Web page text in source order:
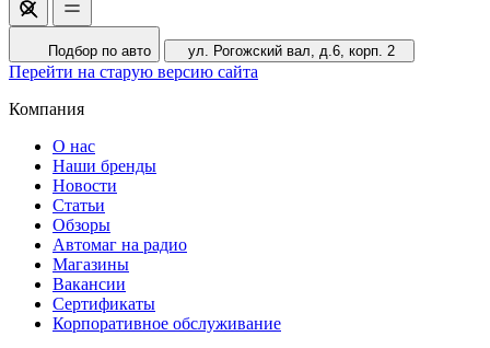
Подбор по авто ул. Рогожский вал, д.6, корп. 2
Перейти на старую версию сайта
Компания
О нас
Наши бренды
Новости
Статьи
Обзоры
Автомаг на радио
Магазины
Вакансии
Сертификаты
Корпоративное обслуживание